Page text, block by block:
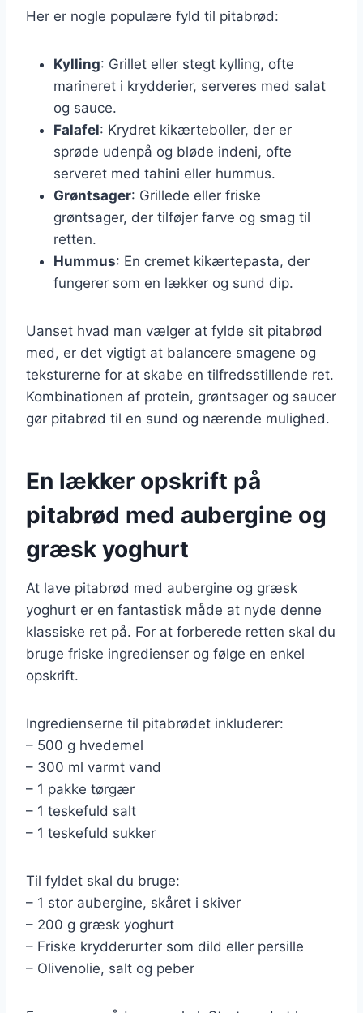
Her er nogle populære fyld til pitabrød:
Kylling: Grillet eller stegt kylling, ofte
marineret i krydderier, serveres med salat
og sauce.
Falafel: Krydret kikærteboller, der er
sprøde udenpå og bløde indeni, ofte
serveret med tahini eller hummus.
Grøntsager: Grillede eller friske
grøntsager, der tilføjer farve og smag til
retten.
Hummus: En cremet kikærtepasta, der
fungerer som en lækker og sund dip.
Uanset hvad man vælger at fylde sit pitabrød
med, er det vigtigt at balancere smagene og
teksturerne for at skabe en tilfredsstillende ret.
Kombinationen af protein, grøntsager og saucer
gør pitabrød til en sund og nærende mulighed.
En lækker opskrift på
pitabrød med aubergine og
græsk yoghurt
At lave pitabrød med aubergine og græsk
yoghurt er en fantastisk måde at nyde denne
klassiske ret på. For at forberede retten skal du
bruge friske ingredienser og følge en enkel
opskrift.
Ingredienserne til pitabrødet inkluderer:
– 500 g hvedemel
– 300 ml varmt vand
– 1 pakke tørgær
– 1 teskefuld salt
– 1 teskefuld sukker
Til fyldet skal du bruge:
– 1 stor aubergine, skåret i skiver
– 200 g græsk yoghurt
– Friske krydderurter som dild eller persille
– Olivenolie, salt og peber